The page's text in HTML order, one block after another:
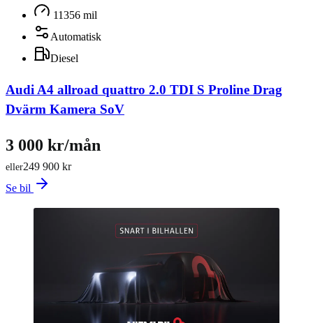
11356 mil
Automatisk
Diesel
Audi A4 allroad quattro 2.0 TDI S Proline Drag
Dvärm Kamera SoV
249 900 kr
eller
3 000 kr/mån
Se bil